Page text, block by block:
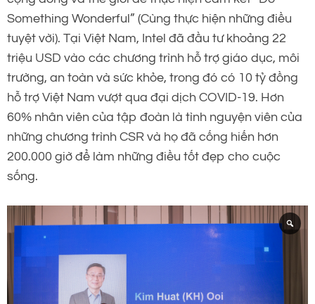
Something Wonderful” (Cùng thực hiện những điều
tuyệt vời). Tại Việt Nam, Intel đã đầu tư khoảng 22
triệu USD vào các chương trình hỗ trợ giáo dục, môi
trường, an toàn và sức khỏe, trong đó có 10 tỷ đồng
hỗ trợ Việt Nam vượt qua đại dịch COVID-19. Hơn
60% nhân viên của tập đoàn là tình nguyện viên của
những chương trình CSR và họ đã cống hiến hơn
200.000 giờ để làm những điều tốt đẹp cho cuộc
sống.